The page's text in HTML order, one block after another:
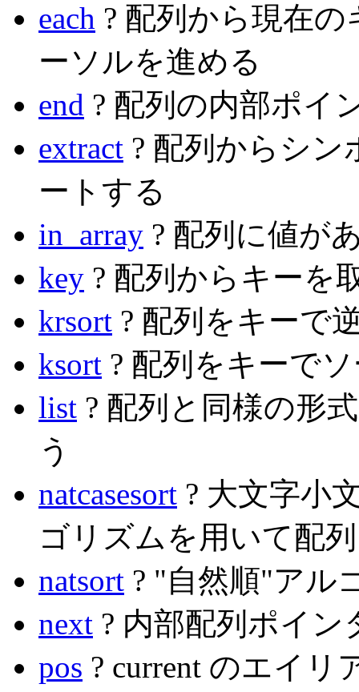
each ? 配列から現在
ーソルを進める
end ? 配列の内部ポイ
extract ? 配列からシ
ートする
in_array ? 配列に値が
key ? 配列からキーを
krsort ? 配列をキーで
ksort ? 配列をキーで
list ? 配列と同様の形
う
natcasesort ? 大文字小
ゴリズムを用いて配
natsort ? "自然順"アル
next ? 内部配列ポイン
pos ? current のエイリ